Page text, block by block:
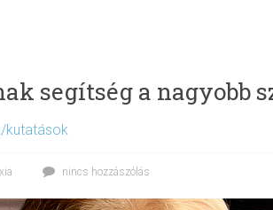
segítség a nagyobb
kutatások
nincs hozzászólás